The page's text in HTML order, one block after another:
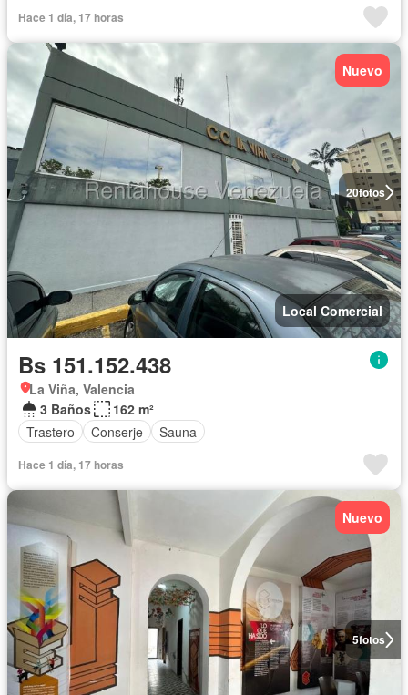
Hace 1 día, 17 horas
20fotos
Nuevo
Local Comercial
Bs 151.152.438
La Viña, Valencia
3 Baños
162 m²
Trastero
Conserje Sauna
Hace 1 día, 17 horas
5fotos
Nuevo